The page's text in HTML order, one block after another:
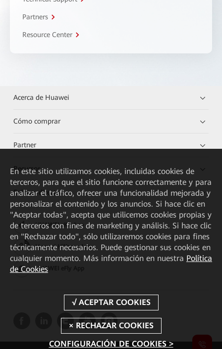
Partners
Resource Center
Acerca de Huawei
Cómo comprar
Partner
Recursos
Enlaces directos
HUAWEI eKit App
Huawei HiKnow App
HUAWEI eFly App
En este sitio utilizamos cookies, incluidas cookies de
terceros, para que el sitio funcione correctamente y para
analizar el tráfico, ofrecer una funcionalidad mejorada y
personalizar el contenido y los anuncios. Si hace clic en
"Aceptar todas", acepta que utilicemos cookies propias y
de terceros con fines de marketing y análisis. Si hace clic
en "Rechazar todo", sólo utilizaremos cookies para fines
técnicamente necesarios. Puede gestionar sus cookies en
cualquier momento. Más información en nuestra Política
de Cookies
CONFIGURACIÓN DE COOKIES >